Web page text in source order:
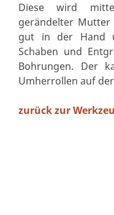
Diese wird
gerändelter Mutter
gut in der Hand
Schaben und
Bohrungen. Der
Umherrollen auf
zurück zur